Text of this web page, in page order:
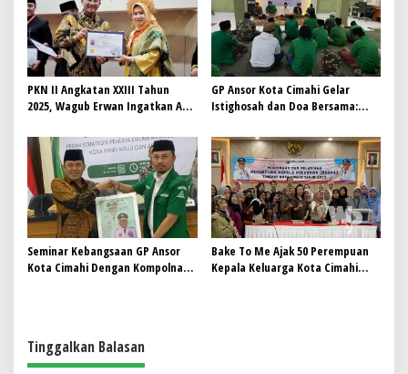
PKN II Angkatan XXIII Tahun
2025, Wagub Erwan Ingatkan ASN
Prinsip 4 Aman
GP Ansor Kota Cimahi Gelar
Istighosah dan Doa Bersama:
Damai
Seminar Kebangsaan GP Ansor
Kota Cimahi Dengan Kompolnas:
Bake To Me Ajak 50 Perempuan
Kepala Keluarga Kota Cimahi
Tinggalkan Balasan